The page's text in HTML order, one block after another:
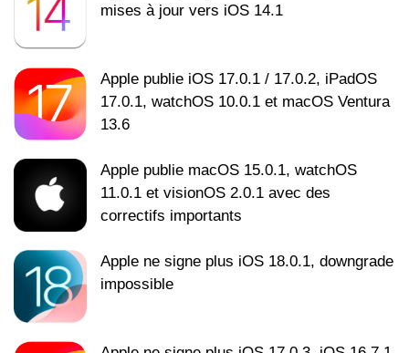
mises à jour vers iOS 14.1
Apple publie iOS 17.0.1 / 17.0.2, iPadOS
17.0.1, watchOS 10.0.1 et macOS Ventura
13.6
Apple publie macOS 15.0.1, watchOS
11.0.1 et visionOS 2.0.1 avec des
correctifs importants
Apple ne signe plus iOS 18.0.1, downgrade
impossible